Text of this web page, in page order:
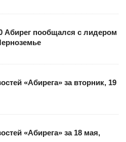
Абирег пообщался с лидером
«Абирега» за вторник, 19
«Абирега» за 18 мая,